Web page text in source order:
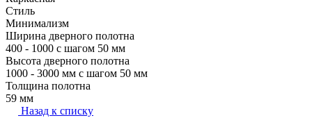
Стиль
Минимализм
Ширина дверного полотна
400 - 1000 с шагом 50 мм
Высота дверного полотна
1000 - 3000 мм с шагом 50 мм
Толщина полотна
59 мм
Назад к списку